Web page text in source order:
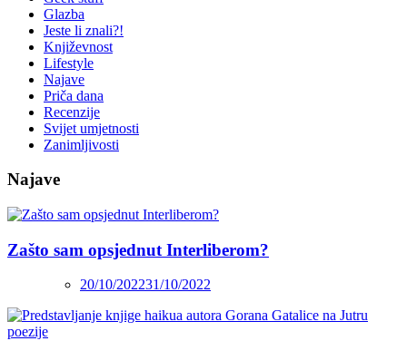
Glazba
Jeste li znali?!
Književnost
Lifestyle
Najave
Priča dana
Recenzije
Svijet umjetnosti
Zanimljivosti
Najave
Zašto sam opsjednut Interliberom?
20/10/202231/10/2022